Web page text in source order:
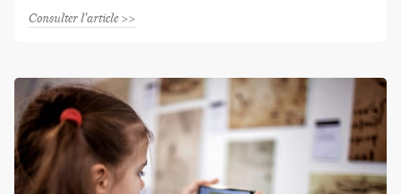
Consulter l'article